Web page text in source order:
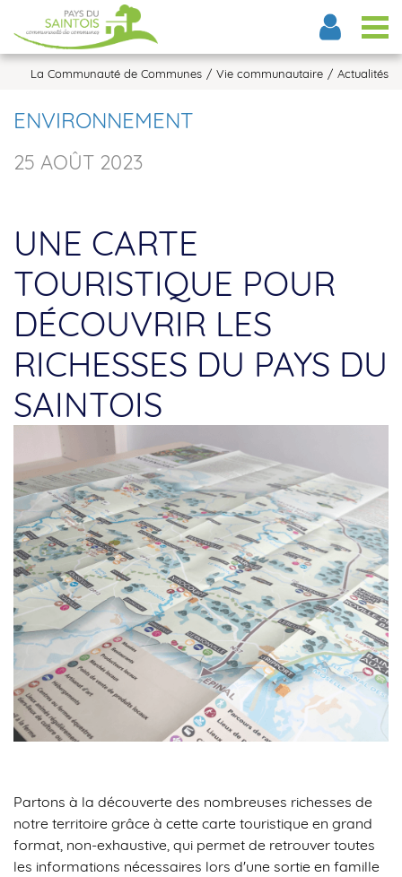
La Communauté de Communes Vie communautaire Actualités
ENVIRONNEMENT
25 AOÛT 2023
UNE CARTE
TOURISTIQUE POUR
DÉCOUVRIR LES
RICHESSES DU PAYS DU
SAINTOIS
Partons à la découverte des nombreuses richesses de
notre territoire grâce à cette carte touristique en grand
format, non-exhaustive, qui permet de retrouver toutes
les informations nécessaires lors d'une sortie en famille